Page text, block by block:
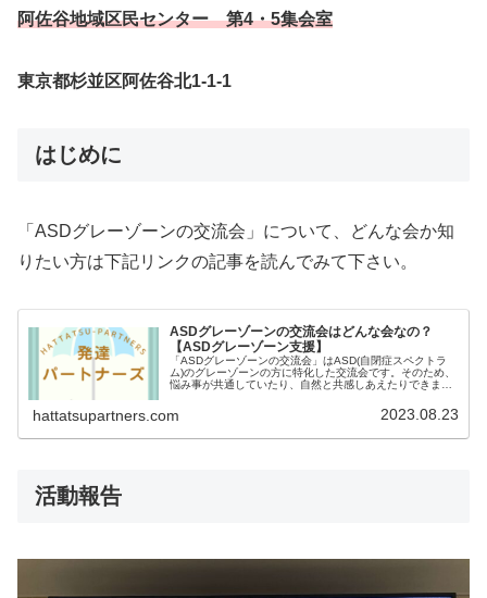
阿佐谷地域区民センター 第4・5集会室
東京都杉並区阿佐谷北1-1-1
はじめに
「ASDグレーゾーンの交流会」について、どんな会か知
りたい方は下記リンクの記事を読んでみて下さい。
ASDグレーゾーンの交流会はどんな会なの？
【ASDグレーゾーン支援】
「ASDグレーゾーンの交流会」はASD(自閉症スペクトラ
ム)のグレーゾーンの方に特化した交流会です。そのため、
悩み事が共通していたり、自然と共感しあえたりできま
hattatsupartners.com 2023.08.23
活動報告